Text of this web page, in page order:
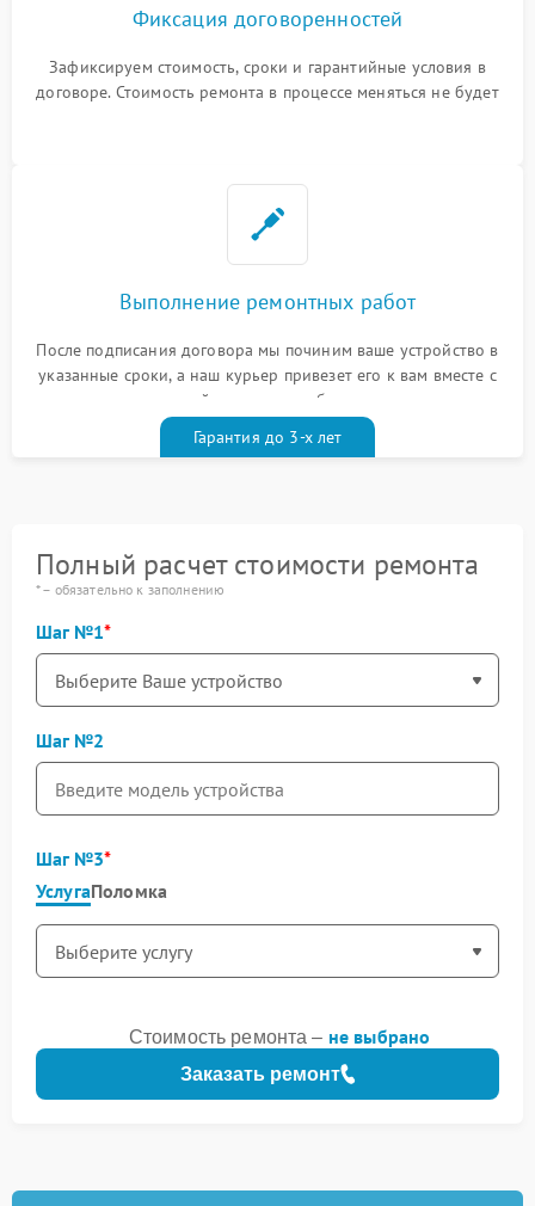
Фиксация договоренностей
Зафиксируем стоимость, сроки и гарантийные условия в
договоре. Стоимость ремонта в процессе меняться не будет
Выполнение ремонтных работ
После подписания договора мы починим ваше устройство в
указанные сроки, а наш курьер привезет его к вам вместе с
гарантийным талоном бесплатно
Гарантия до 3-х лет
Полный расчет стоимости ремонта
* – обязательно к заполнению
Шаг №1
Шаг №2
Шаг №3
УслугаПоломка
Заказать ремонт
Стоимость ремонта – не выбрано